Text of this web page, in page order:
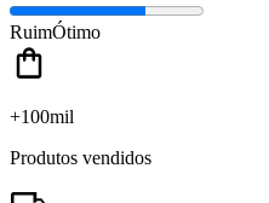
RuimÓtimo
+100mil
Produtos vendidos